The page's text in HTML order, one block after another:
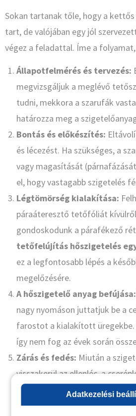
Sokan tartanak tőle, hogy a
tart, de valójában egy jól
végez a feladattal. Íme a
Állapotfelmérés és tervezés:
megvizsgáljuk a meglévő
tudni, mekkora a szarufák
határozza meg a
Bontás és előkészítés:
és lécezést. Ha szükséges, a
vagy magasítását
el, hogy vastagabb szigetelés
Légtömörség kialakítása:
páraáteresztő tetőfóliát
gondoskodunk a párafékező
tetőfelújítás hőszigetelés
ez a legfontosabb lépés a
megelőzésére.
A hőszigetelő anyag befújása:
nagy nyomáson juttatjuk be a
farostot a kialakított
így nem fog az évek során
Zárás és fedés: Miután a
visszakerül az ellenléc, a
héjazat (cserép, lemez stb.).
Adatkezelési